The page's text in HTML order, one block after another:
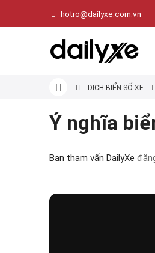
hotro@dailyxe.com.vn
DỊCH BIỂN SỐ XE
Ý nghĩa
Ban tham vấn DailyXe